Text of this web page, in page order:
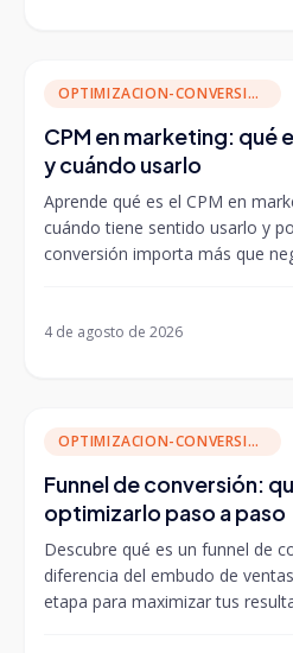
OPTIMIZACION-CONVERSION
CPM en marketing: qué
y cuándo usarlo
Aprende qué es el CPM en
cuándo tiene sentido usarlo y
conversión importa más que
4 de agosto de 2026
OPTIMIZACION-CONVERSION
Funnel de conversión:
optimizarlo paso a paso
Descubre qué es un funnel de
diferencia del embudo de
etapa para maximizar tus